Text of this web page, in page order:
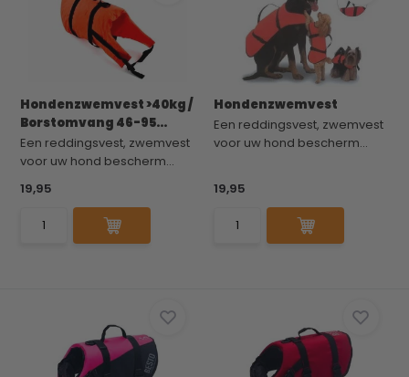
Hondenzwemvest >40kg /
Borstomvang 46-95...
Een reddingsvest, zwemvest
voor uw hond bescherm...
19,95
Hondenzwemvest
Een reddingsvest, zwemvest
voor uw hond bescherm...
19,95